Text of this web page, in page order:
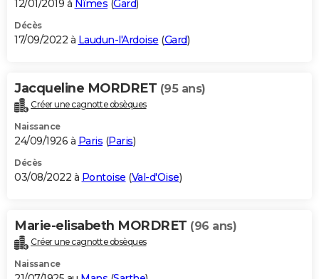
12/01/2019 à Nîmes (Gard)
Décès
17/09/2022 à Laudun-l'Ardoise (Gard)
Jacqueline MORDRET (95 ans)
Créer une cagnotte obsèques
Naissance
24/09/1926 à Paris (Paris)
Décès
03/08/2022 à Pontoise (Val-d'Oise)
Marie-elisabeth MORDRET (96 ans)
Créer une cagnotte obsèques
Naissance